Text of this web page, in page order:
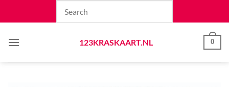
123KRASKAART.NL
0